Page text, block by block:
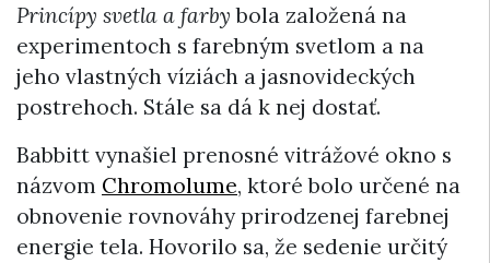
Princípy svetla a farby bola založená na
experimentoch s farebným svetlom a na
jeho vlastných víziách a jasnovideckých
postrehoch. Stále sa dá k nej dostať.
Babbitt vynašiel prenosné vitrážové okno s
názvom Chromolume, ktoré bolo určené na
obnovenie rovnováhy prirodzenej farebnej
energie tela. Hovorilo sa, že sedenie určitý